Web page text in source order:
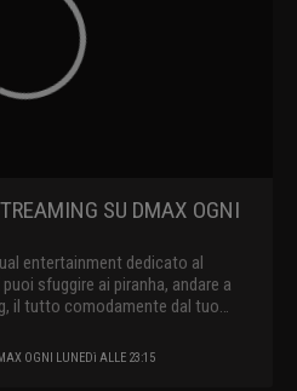
SU DMAX OGNI
entertainment dedicato al
sfuggire ai piranha, andare a
il tutto comodamente dal tuo
OGNI LUNEDì ALLE 23:15